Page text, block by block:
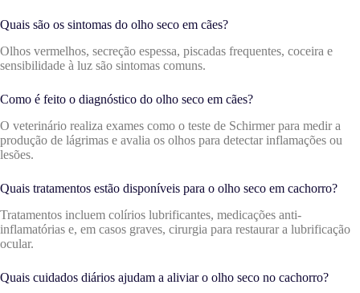
Quais são os sintomas do olho seco em cães?
Olhos vermelhos, secreção espessa, piscadas frequentes, coceira e
sensibilidade à luz são sintomas comuns.
Como é feito o diagnóstico do olho seco em cães?
O veterinário realiza exames como o teste de Schirmer para medir a
produção de lágrimas e avalia os olhos para detectar inflamações ou
lesões.
Quais tratamentos estão disponíveis para o olho seco em cachorro?
Tratamentos incluem colírios lubrificantes, medicações anti-
inflamatórias e, em casos graves, cirurgia para restaurar a lubrificação
ocular.
Quais cuidados diários ajudam a aliviar o olho seco no cachorro?